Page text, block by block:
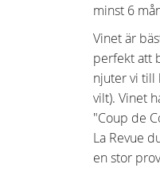
minst 6
Vinet är
perfekt att
njuter vi till
vilt). Vinet
"Coup de
La Revue
en stor